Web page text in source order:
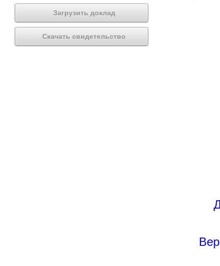
Загрузить доклад
Скачать свидетельство